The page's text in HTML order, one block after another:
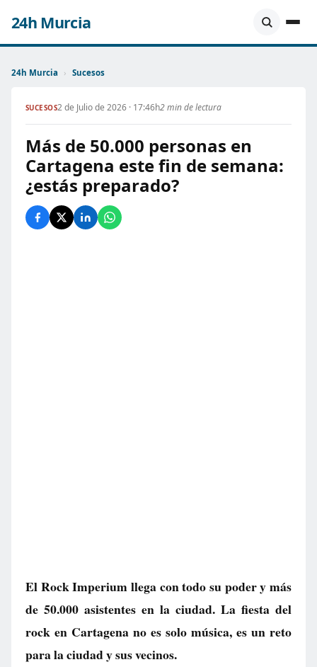
24h Murcia
24h Murcia › Sucesos
SUCESOS2 de Julio de 2026 · 17:46h2 min de lectura
Más de 50.000 personas en
Cartagena este fin de semana:
¿estás preparado?
El Rock Imperium llega con todo su poder y más
de 50.000 asistentes en la ciudad. La fiesta del
rock en Cartagena no es solo música, es un reto
para la ciudad y sus vecinos.